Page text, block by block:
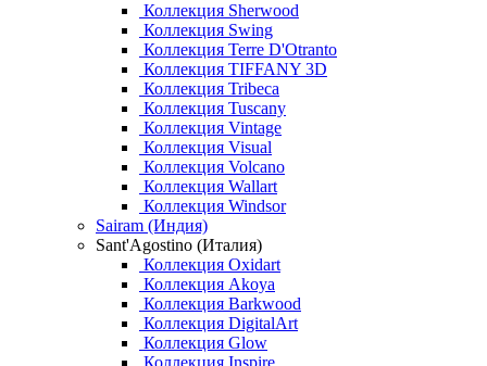
Коллекция Sherwood
Коллекция Swing
Коллекция Terre D'Otranto
Коллекция TIFFANY 3D
Коллекция Tribeca
Коллекция Tuscany
Коллекция Vintage
Коллекция Visual
Коллекция Volcano
Коллекция Wallart
Коллекция Windsor
Sairam (Индия)
Sant'Agostino (Италия)
Коллекция Oxidart
Коллекция Akoya
Коллекция Barkwood
Коллекция DigitalArt
Коллекция Glow
Коллекция Inspire